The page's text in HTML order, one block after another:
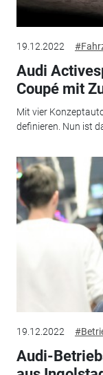
19.12.2022
Audi
Coupé mit
Mit vier
definieren. Nun ist
19.12.2022
Audi-